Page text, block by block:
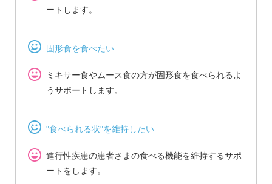
ートします。
固形食を食べたい
ミキサー食やムース食の方が固形食を食べられるよ
うサポートします。
"食べられる状"を維持したい
進行性疾患の患者さまの食べる機能を維持するサポ
ートをします。